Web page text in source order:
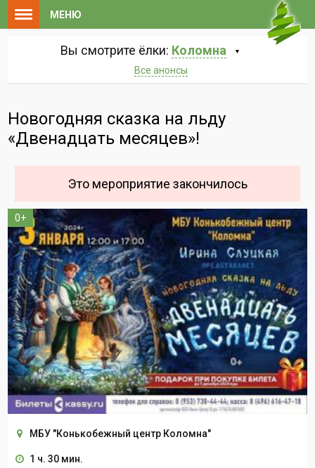
МЕНЮ
Вы смотрите ёлки: Коломна
Все анонсы
Новогодняя сказка на льду
«Двенадцать месяцев»!
Это мероприятие закончилось
0+
МБУ "Конькобежный центр Коломна"
1 ч. 30 мин.